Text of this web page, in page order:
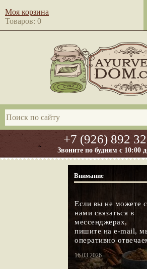
+7 (926) 892
Звоните по будням с 10:00
Моя корзина
Товаров: 0
Внимание
Если вы не можете с
нами связаться в
мессенджерах,
пишите на e-mail,
оперативно
16.03.2026